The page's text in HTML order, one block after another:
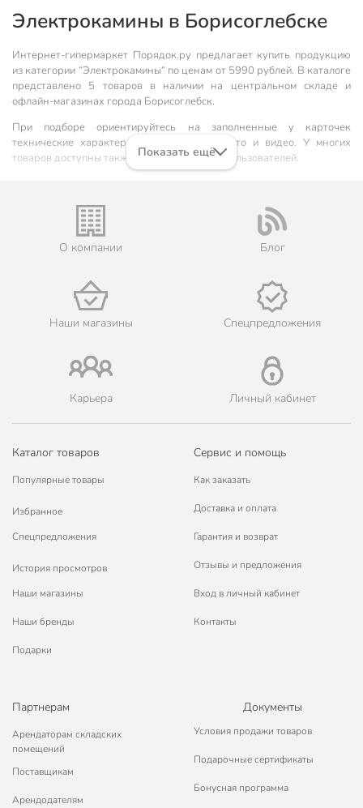
Электрокамины в Борисоглебске
Интернет-гипермаркет Порядок.ру предлагает купить продукцию
из категории “Электрокамины“ по ценам от 5990 рублей. В каталоге
представлено 5 товаров в наличии на центральном складе и
офлайн-магазинах города Борисоглебск.
При подборе ориентируйтесь на заполненные у карточек
технические характеристики, описания, фото и видео. У многих
товаров доступны также рейтинг и отзывы пользователей.
🎁 Бонусная система. Максимальный кэшбэк до 6290
бонусных рублей, 1 бонусный балл = 1 рубль.
📦 Быстрая доставка. Самовывоз от 60 минут, доставка - от 1-
🛒 Бесплатный самовывоз из магазинов города Борисоглебск.
Жители Воронежской области могут сделать заказ и оплатить
его онлайн на официальном сайте сети магазинов Порядок.
Мы предлагаем бесплатную курьерскую доставку для товара
как: Поворино, Новохопёрск, Урюпинск.
💳 Оплата: онлайн на сайте интернет-гипермаркета или
наличными при получении.
Порядок - официальный представитель ведущих мировых
06. Наши операторы примут ваш звонок, помогут определиться с
Показать ещё
О компании Блог
Наши магазины Спецпредложения
Карьера Личный кабинет
Каталог товаров
Популярные товары
Избранное
Спецпредложения
История просмотров
Наши магазины
Наши бренды
Подарки
Сервис и помощь
Как заказать
Доставка и оплата
Гарантия и возврат
Отзывы и предложения
Вход в личный кабинет
Контакты
Партнерам
Арендаторам складских
помещений
Поставщикам
Арендодателям
Документы
Условия продажи товаров
Подарочные сертификаты
Бонусная программа